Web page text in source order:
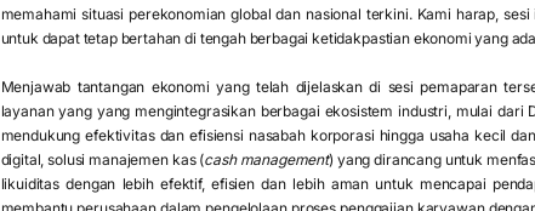
memahami situasi perekonomian global dan nasional terkini. Kami harap,
untuk dapat tetap bertahan di tengah berbagai ketidakpastian ekonomi yang
Menjawab tantangan ekonomi yang telah dijelaskan di sesi pemaparan
layanan yang yang mengintegrasikan berbagai ekosistem industri, mulai
mendukung efektivitas dan efisiensi nasabah korporasi hingga usaha kecil
digital, solusi manajemen kas (cash management) yang dirancang untuk
likuiditas dengan lebih efektif, efisien dan lebih aman untuk mencapai